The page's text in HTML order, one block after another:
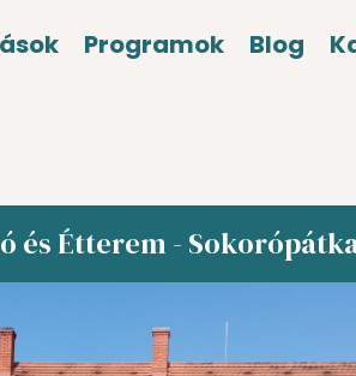
Programok Blog
és Étterem -